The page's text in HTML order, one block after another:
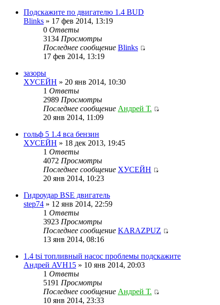
Подскажите по двигателю 1.4 BUD
Blinks » 17 фев 2014, 13:19
0 Ответы
3134 Просмотры
Последнее сообщение Blinks
17 фев 2014, 13:19
зазоры
ХУСЕЙН » 20 янв 2014, 10:30
1 Ответы
2989 Просмотры
Последнее сообщение Андрей Т.
20 янв 2014, 11:09
гольф 5 1.4 вса бензин
ХУСЕЙН » 18 дек 2013, 19:45
1 Ответы
4072 Просмотры
Последнее сообщение ХУСЕЙН
20 янв 2014, 10:23
Гидроудар BSE двигатель
step74 » 12 янв 2014, 22:59
1 Ответы
3923 Просмотры
Последнее сообщение KARAZPUZ
13 янв 2014, 08:16
1.4 tsi топливный насос проблемы подскажите
Андрей AVH15 » 10 янв 2014, 20:03
1 Ответы
5191 Просмотры
Последнее сообщение Андрей Т.
10 янв 2014, 23:33